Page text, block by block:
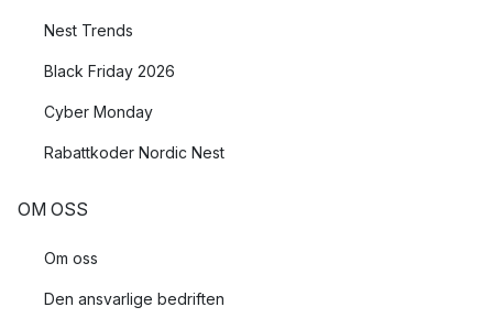
Nest Trends
Black Friday 2026
Cyber Monday
Rabattkoder Nordic Nest
OM OSS
Om oss
Den ansvarlige bedriften